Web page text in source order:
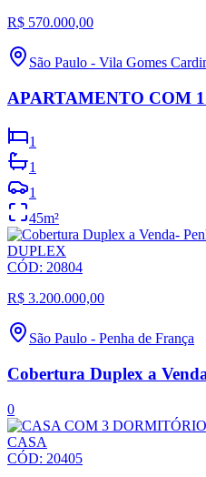
R$ 570.000,00
São Paulo - Vila Gomes
APARTAMENTO COM
1
1
1
45m²
DUPLEX
CÓD: 20804
R$ 3.200.000,00
São Paulo - Penha de França
Cobertura Duplex a
0
CASA
CÓD: 20405